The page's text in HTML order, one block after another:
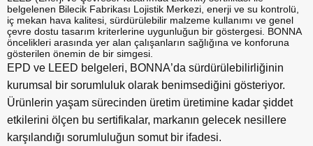
belgelenen Bilecik Fabrikası Lojistik Merkezi, enerji ve su kontrolü,
iç mekan hava kalitesi, sürdürülebilir malzeme kullanımı ve genel
çevre dostu tasarım kriterlerine uygunluğun bir göstergesi. BONNA
öncelikleri arasında yer alan çalışanların sağlığına ve konforuna
gösterilen önemin de bir simgesi.
EPD ve LEED belgeleri, BONNA’da sürdürülebilirliğinin
kurumsal bir sorumluluk olarak benimsediğini gösteriyor.
Ürünlerin yaşam sürecinden üretim üretimine kadar şiddet
etkilerini ö lçen bu sertifikalar, markanın gelecek nesillere
karşılandığı sorumluluğun somut bir ifadesi.